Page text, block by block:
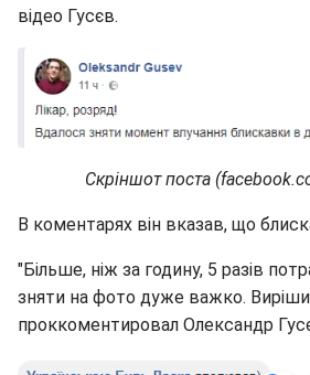
відео Гусєв.
Скріншот поста
В коментарях він вказав, що
"Більше, ніж за годину, 5 разів
зняти на фото дуже важко.
проккоментировал Олександр